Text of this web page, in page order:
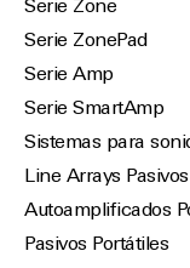
Serie Zone
Serie ZonePad
Serie Amp
Serie SmartAmp
Sistemas para
Line Arrays Pasivos
Autoamplificados
Pasivos Portátiles